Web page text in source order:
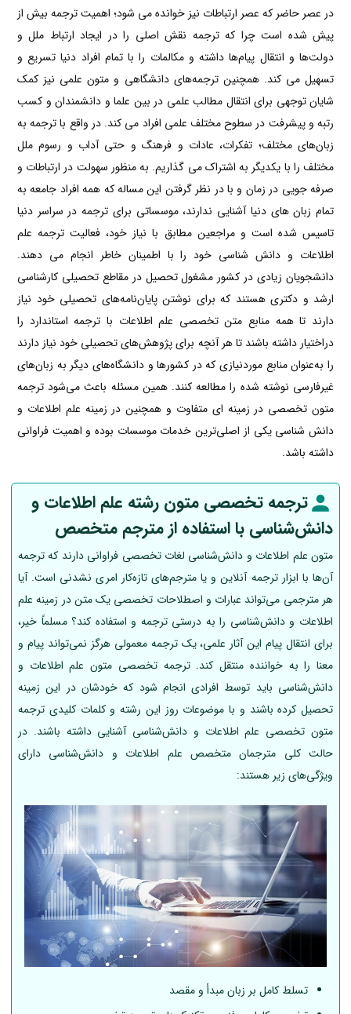
در عصر حاضر که عصر ارتباطات نیز خوانده می شود؛ اهمیت ترجمه بیش از
پیش شده است چرا که ترجمه نقش اصلی را در ایجاد ارتباط ملل و
دولت‌ها و انتقال پیام‌ها داشته و مکالمات را با تمام افراد دنیا تسریع و
تسهیل می کند. همچنین ترجمه‌های دانشگاهی و متون علمی نیز کمک
شایان توجهی برای انتقال مطالب علمی در بین علما و دانشمندان و کسب
رتبه و پیشرفت در سطوح مختلف علمی افراد می کند. در واقع با ترجمه به
زبان‌های مختلف؛ تفکرات، عادات و فرهنگ و حتی آداب و رسوم ملل
مختلف را با یکدیگر به اشتراک می گذاریم. به منظور سهولت در ارتباطات و
صرفه جویی در زمان و با در نظر گرفتن این مساله که همه افراد جامعه به
تمام زبان های دنیا آشنایی ندارند، موسساتی برای ترجمه در سراسر دنیا
تاسیس شده است و مراجعین مطابق با نیاز خود، فعالیت ترجمه علم
اطلاعات و دانش شناسی خود را با اطمینان خاطر انجام می دهند.
دانشجویان زیادی در کشور مشغول تحصیل در مقاطع تحصیلی کارشناسی
ارشد و دکتری هستند که برای نوشتن‌ پایان‌نامه‌های تحصیلی خود نیاز
دارند تا همه منابع متن تخصصی علم اطلاعات با ترجمه استاندارد را
دراختیار داشته باشند تا هر آنچه برای پژوهش‌های تحصیلی خود نیاز دارند
را به‌عنوان منابع موردنیازی که در کشورها و دانشگاه‌های دیگر به زبان‌های
غیرفارسی نوشته شده را مطالعه کنند. همین مسئله باعث می‌شود ترجمه
متون تخصصی در زمینه ای متفاوت و همچنین در زمینه علم اطلاعات و
دانش شناسی یکی از اصلی‌ترین خدمات موسسات بوده و اهمیت فراوانی
داشته باشد.
ترجمه تخصصی متون رشته علم اطلاعات و
دانش‌شناسی با استفاده از مترجم متخصص
متون علم اطلاعات و دانش‌شناسی لغات تخصصی فراوانی دارند که ترجمه
آن‌ها با ابزار ترجمه آنلاین و یا مترجم‌های تازه‌کار امری نشدنی است. آیا
هر مترجمی می‌تواند عبارات و اصطلاحات تخصصی یک متن در زمینه علم
اطلاعات و دانش‌شناسی را به درستی ترجمه و استفاده کند؟ مسلماً خیر،
برای انتقال پیام این آثار علمی، یک ترجمه‌ معمولی هرگز نمی‌تواند پیام و
معنا را به خواننده منتقل کند. ترجمه تخصصی متون علم اطلاعات و
دانش‌شناسی باید توسط افرادی انجام شود که خودشان در این زمینه
تحصیل کرده باشند و با موضوعات روز این رشته و کلمات کلیدی ترجمه
متون تخصصی علم اطلاعات و دانش‌شناسی آشنایی داشته باشند. در
حالت کلی مترجمان متخصص علم اطلاعات و دانش‌شناسی دارای
ویژگی‌های زیر هستند:
تسلط کامل بر زبان مبدأ و مقصد